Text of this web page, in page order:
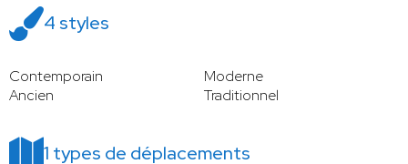
4 styles
Contemporain
Moderne
Ancien
Traditionnel
1 types de déplacements